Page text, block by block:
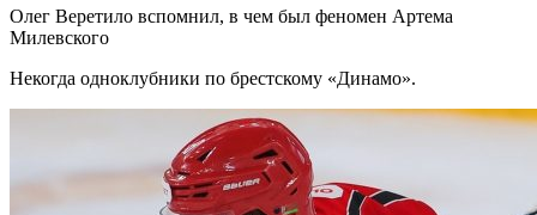
Олег Веретило вспомнил, в чем был феномен Артема
Милевского
Некогда одноклубники по брестскому «Динамо».